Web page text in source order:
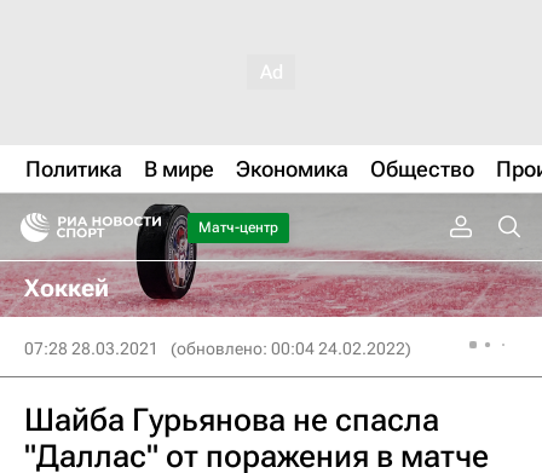
Политика В мире Экономика Общество
Матч-центр
Хоккей
07:28 28.03.2021 (обновлено: 00:04 24.02.2022)
Шайба Гурьянова не спасла
"Даллас" от поражения в матче